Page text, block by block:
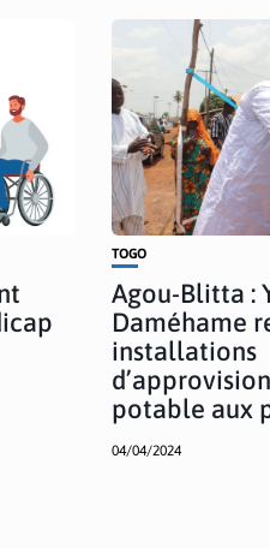
TOGO
Agou-Blitta :
Daméhame
installations
potable aux
04/04/2024